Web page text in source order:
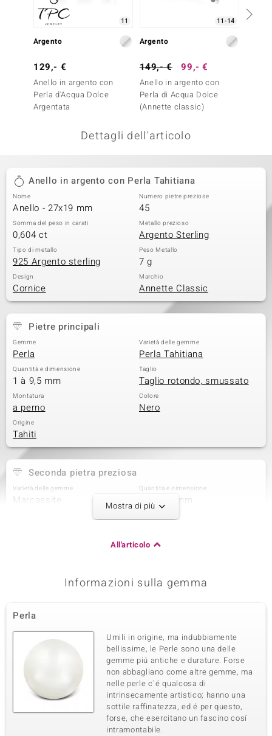
Collection
by de Melo
Classics
11
Argento
129,- €
Anello in argento con
Perla d'Acqua Dolce
Argentata
11-14
Argento
149,- € 99,- €
Anello in argento con
Perla di Acqua Dolce
(Annette classic)
Dettagli dell'articolo
Anello in argento con Perla Tahitiana
Nome
Anello - 27x19 mm
Numero pietre preziose
45
Somma del peso in carati
0,604 ct
Metallo prezioso
Argento Sterling
Tipo di metallo
925 Argento sterling
Peso Metallo
7 g
Design
Cornice
Marchio
Annette Classic
Pietre principali
Gemme
Perla
Varietà delle gemme
Perla Tahitiana
Quantità e dimensione
1 à 9,5 mm
Taglio
Taglio rotondo, smussato
Montatura
a perno
Colore
Nero
Origine
Tahiti
Seconda pietra preziosa
Varietà delle gemme
Marcassite
Quantità e dimensione
42 à 1,3 mm
Origine
Marcassite
Somma del peso in carati Taglio
Taglio rotondo
Montatura
pavé
Origine
Austria
Mostra di più
All'articolo
Informazioni sulla gemma
Perla
Umili in origine, ma indubbiamente
bellissime, le Perle sono una delle
gemme piú antiche e durature. Forse
non abbagliano come altre gemme, ma
nelle perle c´é qualcosa di
intrinsecamente artistico; hanno una
sottile raffinatezza, ed é per questo,
forse, che esercitano un fascino cosí
intramontabile.